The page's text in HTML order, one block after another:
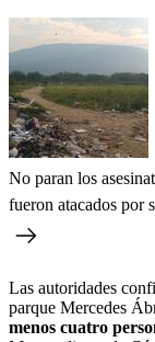
No paran los
fueron atacados por
Las autoridades
parque Mercedes
menos cuatro